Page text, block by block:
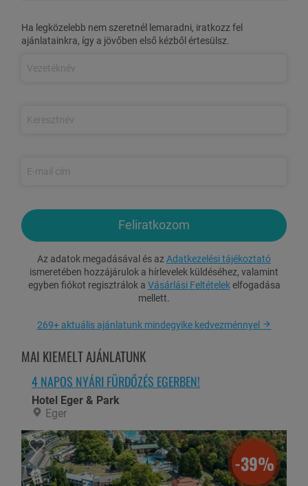
AZ AJÁNLAT TARTALMA
4 nap/3 éjszaka szállás 2 fő részére
Félpanziós ellátás:
jakuzzi, kültéri medence és jakuzzi (07:00-20:00 között)
Szabadidő kellemes eltöltésére:
Helyben túrázási lehetőség a szálláshely mellett található
Biliárd, társasjátékok használata
Idegenforgalmi adó: 300 Ft/fő/éj (18 éves kortól)
Programok:
Hétfő
14:00-18:00 Érkezés, vendégfogadás, fogadóital
17:00-18:30 Feldolgozó üzem bemutatása, borkóstoló 6 féle
borból, hozzá magyaros ízelítő
19:00-20:00 Háromfogásos vacsora
Kedd - Szerda
Ha legközelebb nem szeretnél lemaradni, iratkozz fel
ajánlatainkra, így a jövőben első kézből értesülsz.
Feliratkozom
Az adatok megadásával és az Adatkezelési tájékoztató
ismeretében hozzájárulok a hírlevelek küldéséhez, valamint
egyben fiókot regisztrálok a Vásárlási Feltételekelfogadása
mellett.
269+ aktuális ajánlatunk mindegyike kedvezménnyel
MAI KIEMELT AJÁNLATUNK
4 NAPOS NYÁRI FÜRDŐZÉS EGERBEN!
Hotel Eger & Park
Eger
-39%